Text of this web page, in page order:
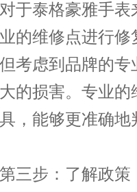
泰格豪雅手表
的维修点进行
考虑到品牌的
的损害。专业
，能够更准确
步：了解政策